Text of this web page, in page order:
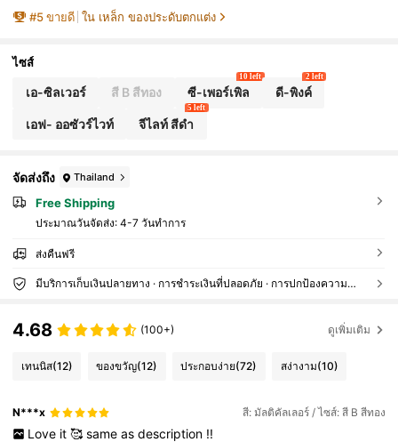
ชื่นชอบศิลปะ, ของตกแต่งงานแต่งงาน, ฉากหลั
งงานปาร์ตี้, การจัดดอกไม้และการจัดฉาก - ผิวโลหะ
#5 ขายดี ใน เหล็ก ของประดับตกแต่ง
ไซส์
เอ-ซิลเวอร์ สี B สีทอง ซี-เพอร์เพิล
10 left
ดี-พิงค์
2 left
เอฟ- ออซัวร์ไวท์ จีไลท์ สีดำ
5 left
จัดส่งถึง Thailand
Free Shipping
ประมาณวันจัดส่ง: 4-7 วันทำการ
ส่งคืนฟรี
มีบริการเก็บเงินปลายทาง · การชำระเงินที่ปลอดภัย · การปกป้องความเป็นส่วนตัว
4.68 (100+) ดูเพิ่มเติม
เทนนิส(12) ของขวัญ(12) ประกอบง่าย(72) สง่างาม(10)
N***x สี: มัลติคัลเลอร์ / ไซส์: สี B สีทอง
Love it 🥰 same as description !!